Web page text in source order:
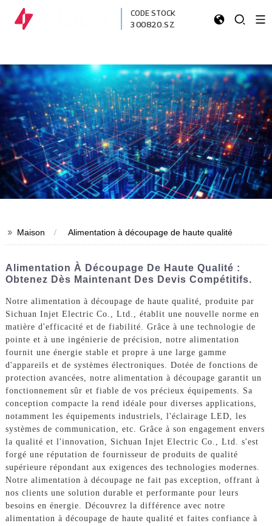
CODE STOCK
300820.SZ
>> Maison Alimentation à découpage de haute qualité
Alimentation À Découpage De Haute Qualité :
Obtenez Dès Maintenant Des Devis Compétitifs.
Notre alimentation à découpage de haute qualité, produite par
Sichuan Injet Electric Co., Ltd., établit une nouvelle norme en
matière d'efficacité et de fiabilité. Grâce à une technologie de
pointe et à une ingénierie de précision, notre alimentation
fournit une énergie stable et propre à une large gamme
d'appareils et de systèmes électroniques. Dotée de fonctions de
protection avancées, notre alimentation à découpage garantit un
fonctionnement sûr et fiable de vos précieux équipements. Sa
conception compacte la rend idéale pour diverses applications,
notamment les équipements industriels, l'éclairage LED, les
systèmes de communication, etc. Grâce à son engagement envers
la qualité et l'innovation, Sichuan Injet Electric Co., Ltd. s'est
forgé une réputation de fournisseur de produits de qualité
supérieure répondant aux exigences des technologies modernes.
Notre alimentation à découpage ne fait pas exception, offrant à
nos clients une solution durable et performante pour leurs
besoins en énergie. Découvrez la différence avec notre
alimentation à découpage de haute qualité et faites confiance à